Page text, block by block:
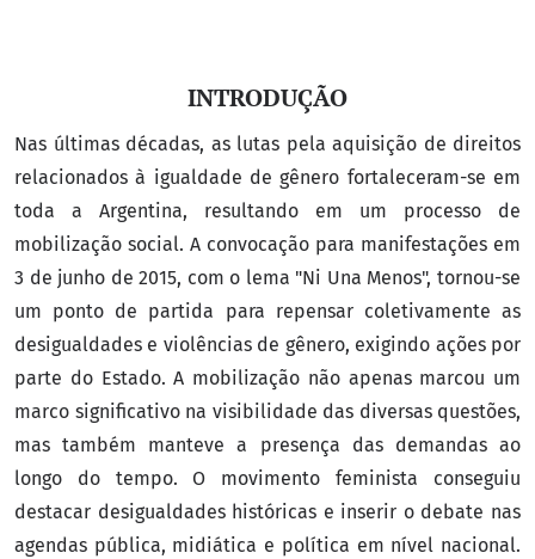
INTRODUÇÃO
Nas últimas décadas, as lutas pela aquisição de direitos
relacionados à igualdade de gênero fortaleceram-se em
toda a Argentina, resultando em um processo de
mobilização social. A convocação para manifestações em
3 de junho de 2015, com o lema "Ni Una Menos", tornou-se
um ponto de partida para repensar coletivamente as
desigualdades e violências de gênero, exigindo ações por
parte do Estado. A mobilização não apenas marcou um
marco significativo na visibilidade das diversas questões,
mas também manteve a presença das demandas ao
longo do tempo. O movimento feminista conseguiu
destacar desigualdades históricas e inserir o debate nas
agendas pública, midiática e política em nível nacional.